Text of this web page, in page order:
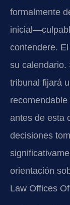
formalmente
contendere.
su calendario.
tribunal fijará
antes de esta
decisiones
orientación
Law Offices